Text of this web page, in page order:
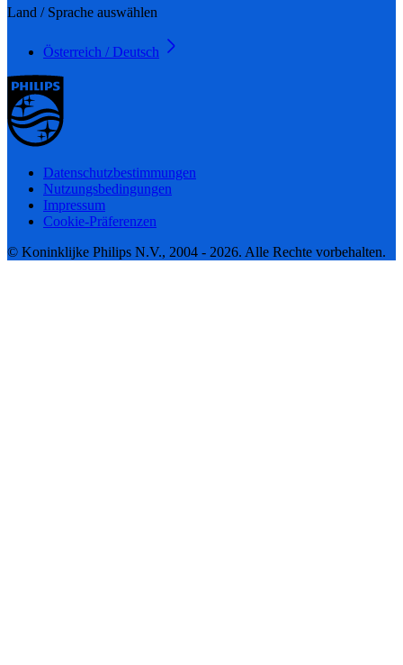
Land / Sprache auswählen
Österreich / Deutsch
Datenschutzbestimmungen
Nutzungsbedingungen
Impressum
Cookie-Präferenzen
© Koninklijke Philips N.V., 2004 - 2026. Alle Rechte vorbehalten.